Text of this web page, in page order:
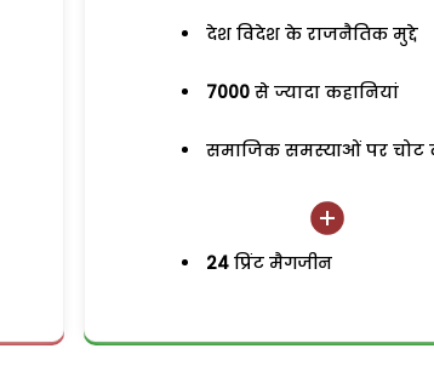
देश विदेश के राजनैतिक मुद्दे
7000 से ज्यादा कहानियां
समाजिक समस्याओं पर
24 प्रिंट मैगजीन